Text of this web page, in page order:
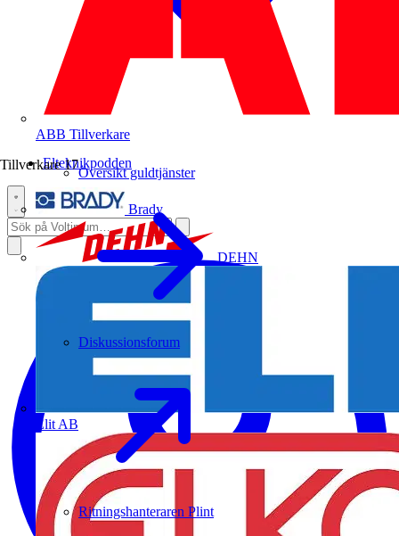
ABB Tillverkare
Tillverkare 17
Brady
DEHN
Elit AB
Översikt guldtjänster
Diskussionsforum
Ritningshanteraren Plint
Elteknikpodden